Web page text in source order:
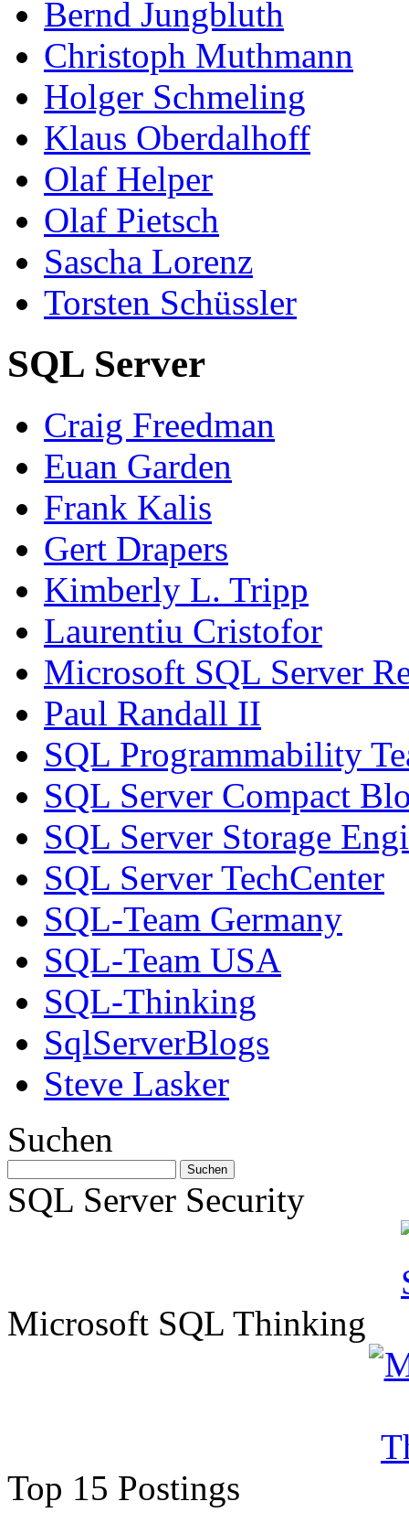
Bernd Jungbluth
Christoph Muthmann
Holger Schmeling
Klaus Oberdalhoff
Olaf Helper
Olaf Pietsch
Sascha Lorenz
Torsten Schüssler
SQL Server
Craig Freedman
Euan Garden
Frank Kalis
Gert Drapers
Kimberly L. Tripp
Laurentiu Cristofor
Microsoft SQL Server
Paul Randall II
SQL Programmability
SQL Server Compact
SQL Server Storage
SQL Server TechCenter
SQL-Team Germany
SQL-Team USA
SQL-Thinking
SqlServerBlogs
Steve Lasker
Suchen
SQL Server Security
Microsoft SQL Thinking
Top 15 Postings